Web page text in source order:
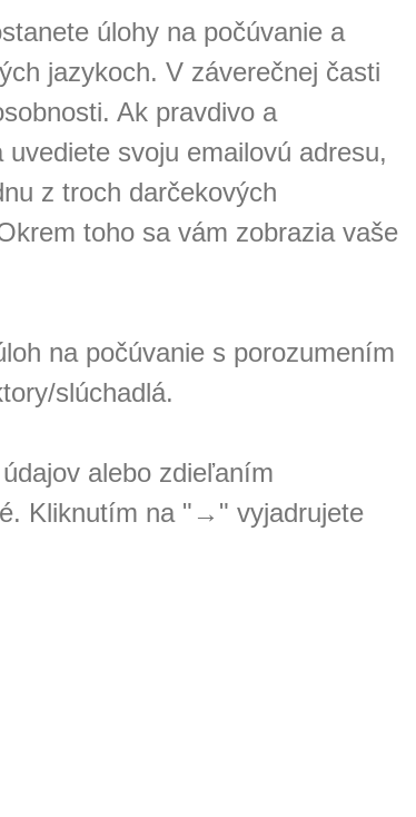
úlohy na počúvanie a
jazykoch. V záverečnej časti
Ak pravdivo a
svoju emailovú adresu,
z troch darčekových
toho sa vám zobrazia vaše
na počúvanie s porozumením
slúchadlá.
alebo zdieľaním
Kliknutím na "→" vyjadrujete